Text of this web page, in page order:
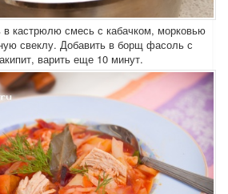
кастрюлю смесь с кабачком, морковью
свеклу. Добавить в борщ фасоль с
варить еще 10 минут.